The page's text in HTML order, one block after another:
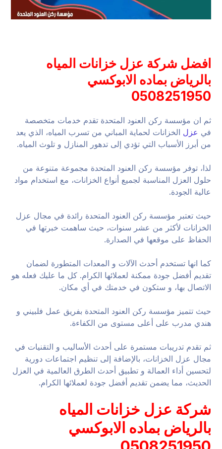
افضل شركة عزل خزانات المياه
بالرياض بماده الابوكسي
0508251950
ثم ان مؤسسة ركن العنود المتحدة تقدم خدمات متخصصة
في عزل الخزانات لحماية المباني من تسرب المياه، الذي يعد
من أبرز الأسباب التي تؤدي إلى تدهور المنازل و تلوث المياه.
لذا، توفر مؤسسة ركن العنود المتحدة مجموعة متنوعة من
حلول العزل المناسبة لجميع أنواع الخزانات، مع استخدام مواد
عالية الجودة.
حيث تعتبر مؤسسة ركن العنود المتحدة رائدة في مجال عزل
الخزانات لأكثر من عشر سنوات، حيث ساهمت خبرتها في
الحفاظ على موقعها في الصدارة.
كما انها تستخدم أحدث الآلات و المعدات المتطورة لضمان
تقديم أفضل جودة ممكنة لعملائها الكرام. كل ما عليك فعله هو
الاتصال بها، و ستكون في خدمتك في أي مكان.
حيث تتميز مؤسسة ركن العنود المتحدة بفريق عمل فلبيني و
هندي مدرب على أعلى مستوى من الكفاءة.
ثم تقدم تدريبات مستمرة على أحدث الأساليب و التقنيات في
مجال عزل الخزانات، بالإضافة إلى تنظيم اجتماعات دورية
لتحسين أداء العمالة و تطبيق أحدث الطرق العالمية في العزل
الحديث، مما يضمن تقديم أفضل جودة لعملائها الكرام.
شركة عزل خزانات المياه
بالرياض بماده الابوكسي